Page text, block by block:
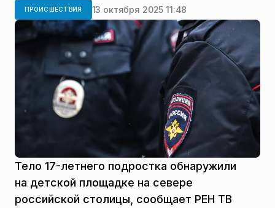
ПРОИСШЕСТВИЯ 13 октября 2025 11:48
Тело 17-летнего подростка обнаружили
на детской площадке на севере
российской столицы, сообщает РЕН ТВ